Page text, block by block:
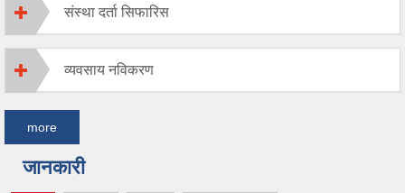
संस्था दर्ता सिफारिस
व्यवसाय नविकरण
more
जानकारी